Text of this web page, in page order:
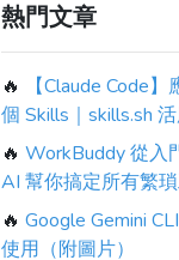
熱門文章
🔥
【Claude Code
個 Skills｜skills.sh
🔥 WorkBuddy 從入
AI 幫你搞定所有繁
🔥 Google Gemini
使用（附圖片）